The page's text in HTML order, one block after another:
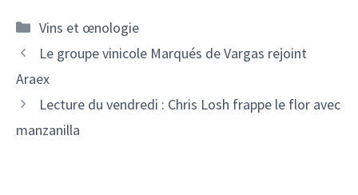
Catégories
Vins et œnologie
Navigation
des
Le groupe vinicole Marqués de Vargas rejoint
Araex
Lecture du vendredi : Chris Losh frappe le flor avec
manzanilla